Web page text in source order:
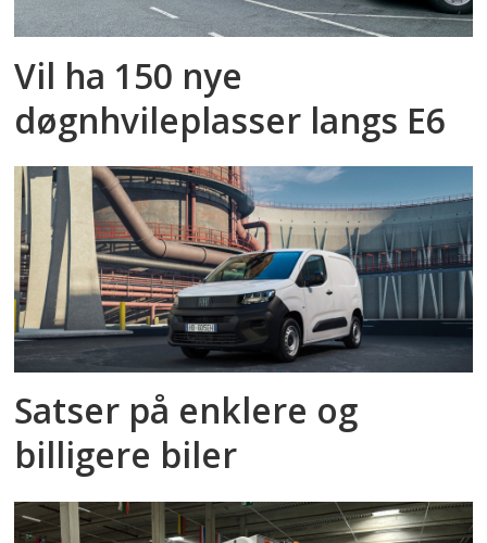
Vil ha 150 nye
døgnhvileplasser langs E6
Satser på enklere og
billigere biler